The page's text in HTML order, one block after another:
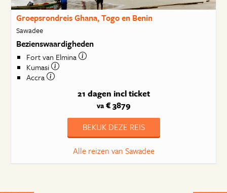
Groepsrondreis Ghana, Togo en Benin
Sawadee
Bezienswaardigheden
Fort van Elmina
Kumasi
Accra
21 dagen incl ticket
va€ 3879
BEKIJK DEZE REIS
Alle reizen van Sawadee